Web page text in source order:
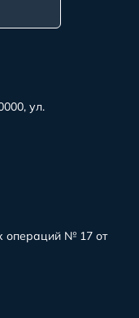
ул.
операций № 17 от